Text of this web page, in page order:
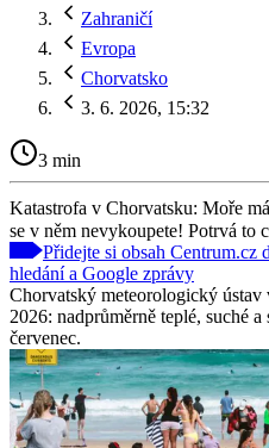
Zahraničí
Evropa
Chorvatsko
3. 6. 2026, 15:32
3 min
Katastrofa v Chorvatsku: Moře
se v něm nevykoupete! Potrvá to
Přidejte si obsah
hledání a Google zprávy
Chorvatský meteorologický
2026: nadprůměrně teplé, suché
červenec.